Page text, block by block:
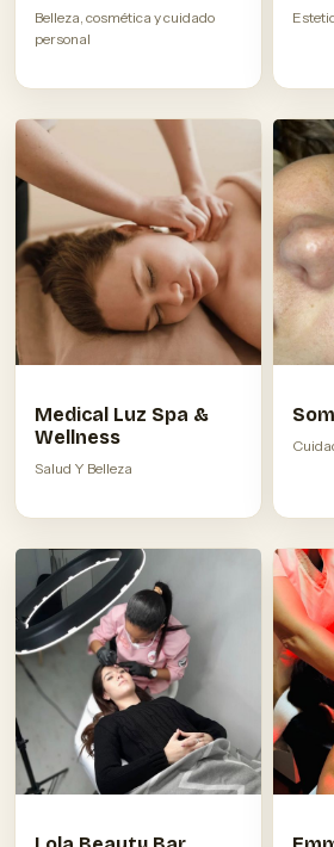
Belleza, cosmética y cuidado
personal
Medical Luz Spa &
Wellness
Salud Y Belleza